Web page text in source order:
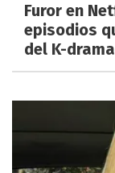
Furor en
episodios
del K-drama